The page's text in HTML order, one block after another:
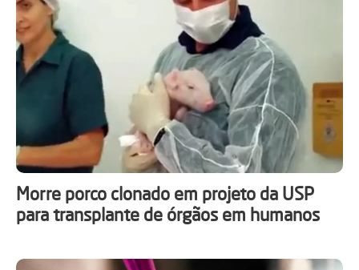
Morre porco clonado em projeto da USP
para transplante de órgãos em humanos